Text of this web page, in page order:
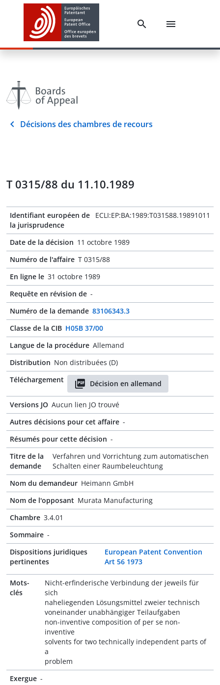
Décisions des chambres de recours
T 0315/88 du 11.10.1989
Identifiant européen de
la jurisprudence
ECLI:EP:BA:1989:T031588.19891011
Date de la décision 11 octobre 1989
Numéro de l'affaire T 0315/88
En ligne le 31 octobre 1989
Requête en révision de -
Numéro de la demande 83106343.3
Classe de la CIB H05B 37/00
Langue de la procédure Allemand
Distribution Non distribuées (D)
Téléchargement
Décision en allemand
Versions JO Aucun lien JO trouvé
Autres décisions pour cet affaire -
Résumés pour cette décision -
Titre de la
demande
Verfahren und Vorrichtung zum automatischen
Schalten einer Raumbeleuchtung
Nom du demandeur Heimann GmbH
Nom de l'opposant Murata Manufacturing
Chambre 3.4.01
Sommaire -
Dispositions juridiques
pertinentes
European Patent Convention
Art 56 1973
Mots-
clés
Nicht-erfinderische Verbindung der jeweils für
sich
naheliegenden Lösungsmittel zweier technisch
voneinander unabhängiger Teilaufgaben
non-inventive composition of per se non-
inventive
solvents for two technically independent parts of
a
problem
Exergue -